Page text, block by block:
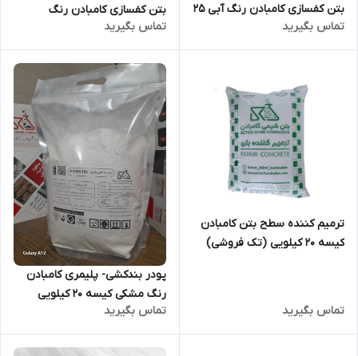
بتن کفسازی کامبادن رنگ آبی 25
کیلویی(حداقل سفارش 80 عدد)
تماس بگیرید
بتن کفسازی کامبادن رنگ
خاکستری 25 کیلویی(حداقل
سفارش 80 عدد)
تماس بگیرید
ترمیم کننده سطح بتن کامبادن
کیسه 20 کیلویی (تک فروشی)
تماس بگیرید
پودر بندکشی- پلیمری کامبادن
رنگ مشکی کیسه 20 کیلویی
تماس بگیرید